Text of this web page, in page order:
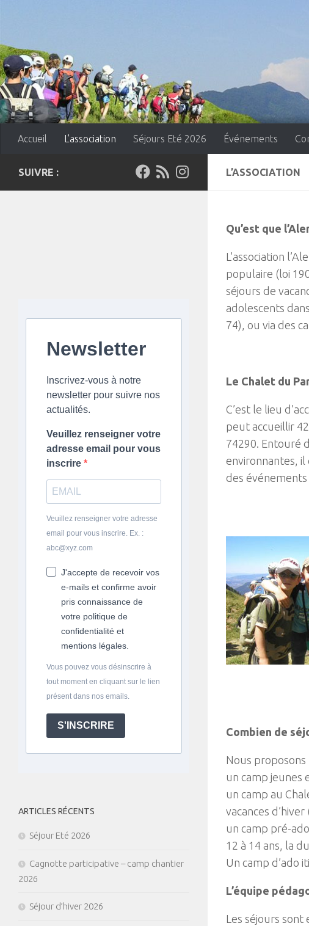
Accueil L’association Séjours Eté 2026 Événements
L’ASSOCIATION
Qu’est que
L’association
populaire (loi
séjours de
adolescents
74), ou via des
Le Chalet du
C’est le lieu
peut accueillir
74290. Entouré
environnantes,
des événements
Combien de
Nous
un camp jeunes
un camp au
vacances
un camp pré-
12 à 14 ans, la
Un camp d’ado
L’équipe
Les séjours sont
SUIVRE :
Newsletter
Inscrivez-vous à notre
newsletter pour suivre nos
actualités.
Veuillez renseigner votre
adresse email pour vous
inscrire
Veuillez renseigner votre adresse
email pour vous inscrire. Ex. :
abc@xyz.com
J'accepte de recevoir vos
e-mails et confirme avoir
pris connaissance de
votre politique de
confidentialité et
mentions légales.
Vous pouvez vous désinscrire à
tout moment en cliquant sur le lien
présent dans nos emails.
S'INSCRIRE
ARTICLES RÉCENTS
Séjour Eté 2026
Cagnotte participative – camp chantier
2026
Séjour d’hiver 2026